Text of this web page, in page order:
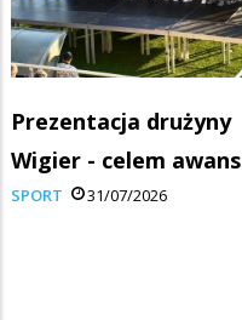
Prezentacja drużyny
Wigier - celem awans
SPORT 31/07/2026